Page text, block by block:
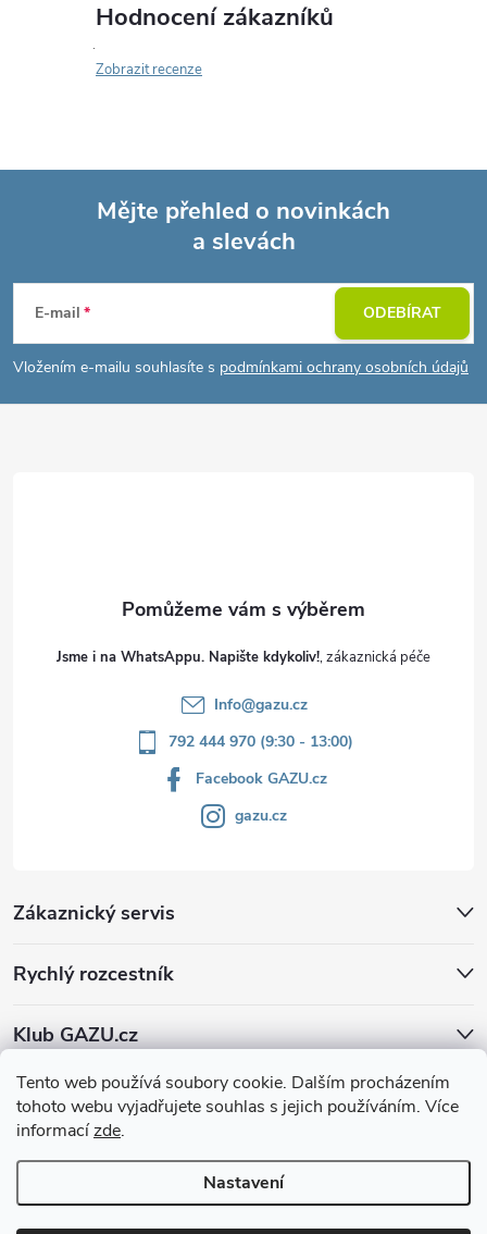
Tento web používá soubory cookie. Dalším procházením
tohoto webu vyjadřujete souhlas s jejich používáním. Více
informacízde.
Nastavení
Hodnocení zákazníků
Zobrazit recenze
p
Mějte přehled o novinkách
a slevách
E-mail
Vložením e-mailu souhlasíte s podmínkami ochrany osobních údajů
ODEBÍRAT
Jsme i na WhatsAppu. Napište kdykoliv!
Info@gazu.cz
792 444 970 (9:30 - 13:00)
Facebook GAZU.cz
gazu.cz
Zákaznický servis
Rychlý rozcestník
Klub GAZU.cz